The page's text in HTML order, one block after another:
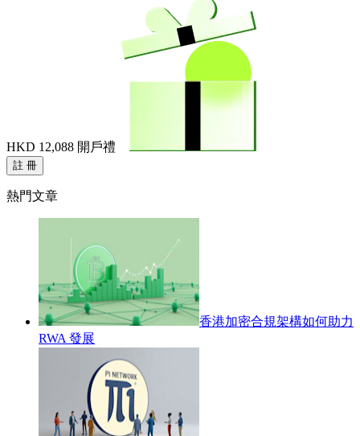
HKD 12,088 開戶禮
註 冊
熱門文章
香港加密合規架構如何助力
RWA 發展